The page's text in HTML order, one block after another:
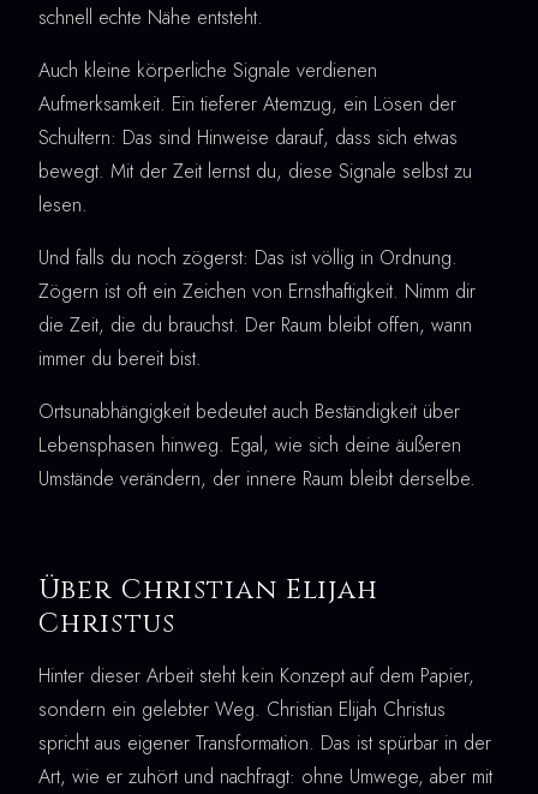
schnell echte Nähe entsteht.
Auch kleine körperliche Signale verdienen
Aufmerksamkeit. Ein tieferer Atemzug, ein Lösen der
Schultern: Das sind Hinweise darauf, dass sich etwas
bewegt. Mit der Zeit lernst du, diese Signale selbst zu
lesen.
Und falls du noch zögerst: Das ist völlig in Ordnung.
Zögern ist oft ein Zeichen von Ernsthaftigkeit. Nimm dir
die Zeit, die du brauchst. Der Raum bleibt offen, wann
immer du bereit bist.
Ortsunabhängigkeit bedeutet auch Beständigkeit über
Lebensphasen hinweg. Egal, wie sich deine äußeren
Umstände verändern, der innere Raum bleibt derselbe.
Über Christian Elijah
Christus
Hinter dieser Arbeit steht kein Konzept auf dem Papier,
sondern ein gelebter Weg. Christian Elijah Christus
spricht aus eigener Transformation. Das ist spürbar in der
Art, wie er zuhört und nachfragt: ohne Umwege, aber mit